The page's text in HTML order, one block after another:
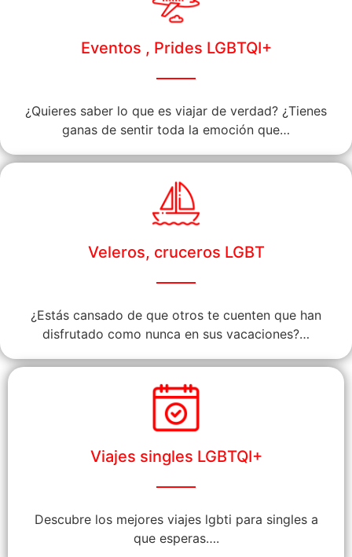
Eventos , Prides LGBTQI+
¿Quieres saber lo que es viajar de verdad? ¿Tienes
ganas de sentir toda la emoción que…
Veleros, cruceros LGBT
¿Estás cansado de que otros te cuenten que han
disfrutado como nunca en sus vacaciones?…
Viajes singles LGBTQI+
Descubre los mejores viajes lgbti para singles a
que esperas….